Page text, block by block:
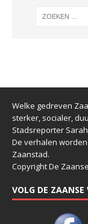
Welke gedreven
sterker, socialer,
Stadsreporter
De verhalen
Zaanstad.
Copyright De
VOLG DE ZAANSE